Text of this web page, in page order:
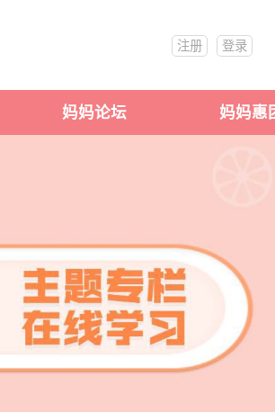
注册 登录
妈妈论坛 妈妈惠